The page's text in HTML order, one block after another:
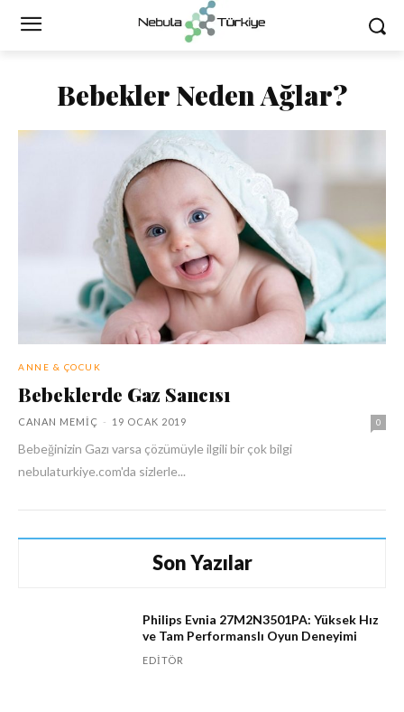
Bebekler Neden Ağlar?
ANNE & ÇOCUK
Bebeklerde Gaz Sancısı
CANAN MEMIÇ - 19 OCAK 2019 0
Bebeğinizin Gazı varsa çözümüyle ilgili bir çok bilgi
nebulaturkiye.com'da sizlerle...
Son Yazılar
Philips Evnia 27M2N3501PA: Yüksek Hız
ve Tam Performanslı Oyun Deneyimi
EDITÖR